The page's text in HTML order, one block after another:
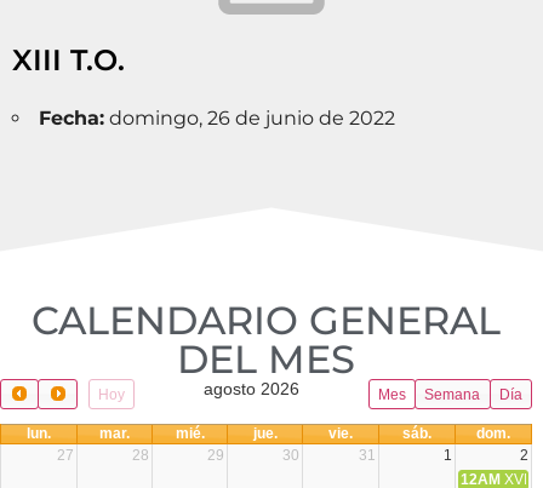
XIII T.O.
Fecha: domingo, 26 de junio de 2022
CALENDARIO GENERAL
DEL MES​
Hoy Mes Semana Día
agosto 2026
lun. mar. mié. jue. vie. sáb.
dom.
27
28 29 30 31 1
2
12AM XVIII